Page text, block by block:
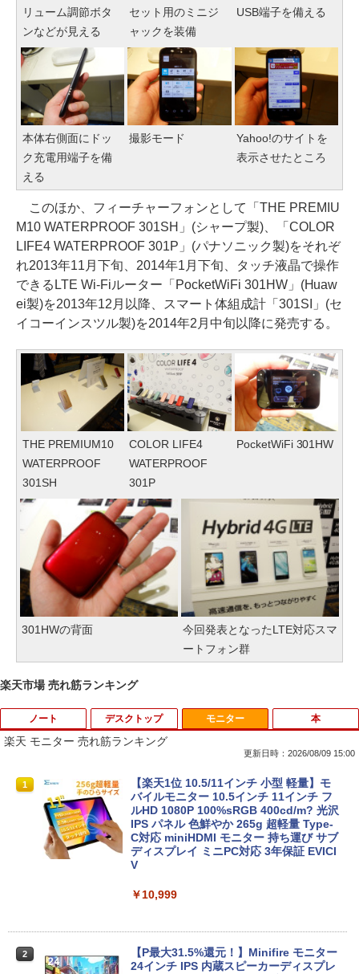
リューム調節ボタ
ンなどが見える
セット用のミニジ
ャックを装備
USB端子を備える
本体右側面にドッ
ク充電用端子を備
える
撮影モード
Yahoo!のサイトを
表示させたところ
このほか、フィーチャーフォンとして「THE PREMIU
M10 WATERPROOF 301SH」(シャープ製)、「COLOR
LIFE4 WATERPROOF 301P」(パナソニック製)をそれぞ
れ2013年11月下旬、2014年1月下旬、タッチ液晶で操作
できるLTE Wi-Fiルーター「PocketWiFi 301HW」(Huaw
ei製)を2013年12月以降、スマート体組成計「301SI」(セ
イコーインスツル製)を2014年2月中旬以降に発売する。
THE PREMIUM10
WATERPROOF
301SH
COLOR LIFE4
WATERPROOF
301P
PocketWiFi 301HW
301HWの背面
今回発表となったLTE対応スマ
ートフォン群
楽天市場 売れ筋ランキング
ノート
1
【★最大100%ポイント】【大特価!訳あ
り!】富士通 LIFEBOOK A576/第6世代 C
ore i3/メモリ:4GB/SSD:128GB/15.6型液
晶/USB 3.0/VGA/HDMI/DVD/Office/中古
パソコン ノートパソコン Windows11 W
indows10
ノートパソコン Windows11 Pro Office
付き Panasonic Let's note CF-NX3 第4
デスクトップ
1
R309-Apple Mac mini A1347 1点 MacO
S Catalina 10.15.7/CPU Core i5-4260U/
メモリ 4GB/SATA 500GB intel HD Grap
hics 5000 1536MB グラフィックス搭載
★送料無料【中古動作品】
￥6,480
第9世代 | Core i3 9100 3.6(〜最大4.2)G
Hz | MEM:8GB | SSD:256GB(新品) | DV
モニター
楽天 モニター 売れ筋ランキング
更新日時：2026/08/09 15:00
1
【楽天1位 10.5/11インチ 小型 軽量】モ
バイルモニター 10.5インチ 11インチ フ
ルHD 1080P 100%sRGB 400cd/m? 光沢
IPS パネル 色鮮やか 265g 超軽量 Type-
C対応 miniHDMI モニター 持ち運び サブ
ディスプレイ ミニPC対応 3年保証 EVICI
V
￥10,999
2
【P最大31.5%還元！】Minifire モニター
24インチ IPS 内蔵スピーカーディスプレ
本